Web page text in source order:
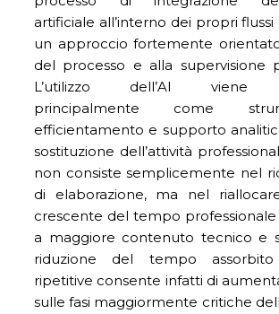
artificiale all’interno dei propri
un approccio fortemente
del processo e alla supervisione
L’utilizzo dell’AI viene
principalmente come
efficientamento e supporto
sostituzione dell’attività
non consiste semplicemente nel
di elaborazione, ma nel
crescente del tempo professionale
a maggiore contenuto tecnico e
riduzione del tempo
ripetitive consente infatti di
sulle fasi maggiormente critiche